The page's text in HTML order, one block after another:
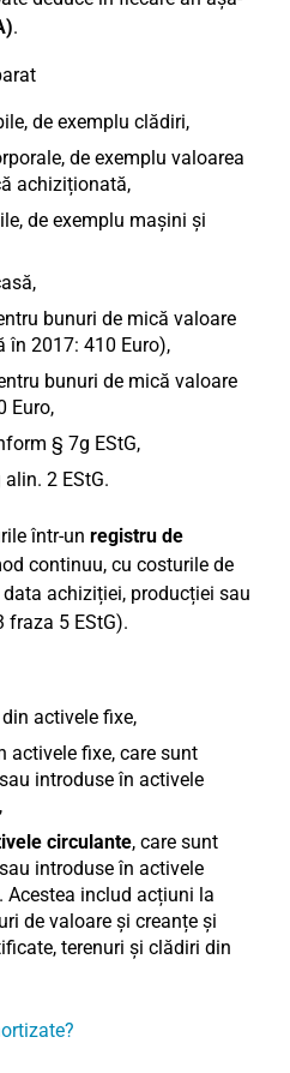
.
de exemplu clădiri,
de exemplu valoarea
achiziționată,
de exemplu mașini și
bunuri de mică valoare
în 2017: 410 Euro),
bunuri de mică valoare
Euro,
§ 7g EStG,
2 EStG.
într-un registru de
continuu, cu costurile de
achiziției, producției sau
fraza 5 EStG).
din activele fixe,
activele fixe, care sunt
introduse în activele
circulante, care sunt
introduse în activele
includ acțiuni la
de valoare și creanțe și
terenuri și clădiri din